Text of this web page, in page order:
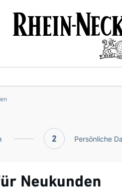
2 Persönliche
Neukunden